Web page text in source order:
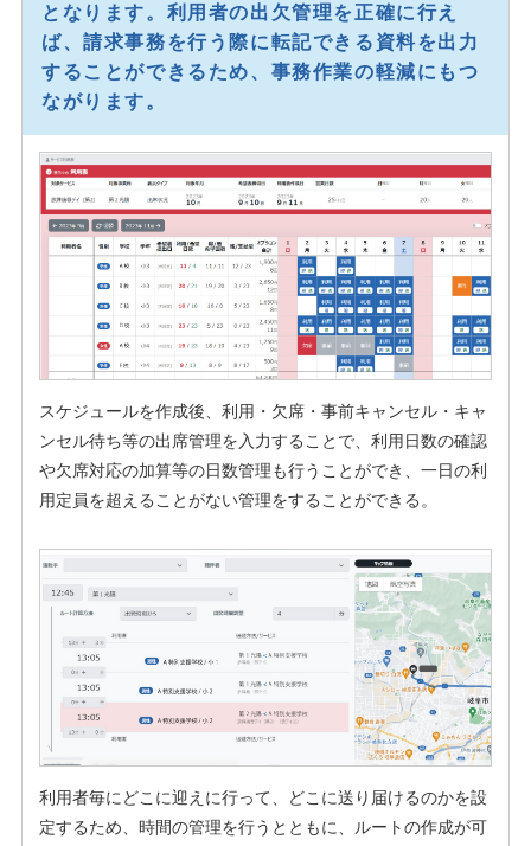
となります。利用者の出欠管理を正確に行え
ば、請求事務を行う際に転記できる資料を出力
することができるため、事務作業の軽減にもつ
ながります。
スケジュールを作成後、利用・欠席・事前キャンセル・キャ
ンセル待ち等の出席管理を入力することで、利用日数の確認
や欠席対応の加算等の日数管理も行うことができ、一日の利
用定員を超えることがない管理をすることができる。
利用者毎にどこに迎えに行って、どこに送り届けるのかを設
定するため、時間の管理を行うとともに、ルートの作成が可